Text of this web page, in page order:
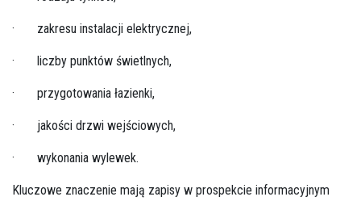
· zakresu instalacji elektrycznej,
· liczby punktów świetlnych,
· przygotowania łazienki,
· jakości drzwi wejściowych,
· wykonania wylewek.
Kluczowe znaczenie mają zapisy w prospekcie informacyjnym